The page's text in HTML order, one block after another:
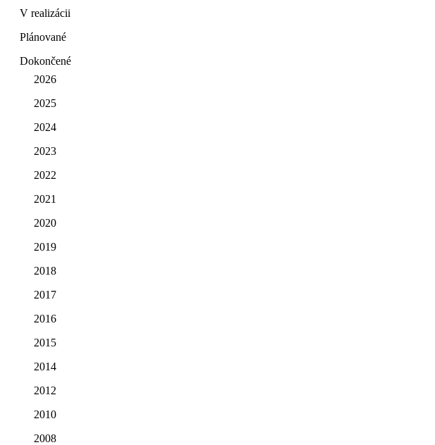
V realizácii
Plánované
Dokončené
2026
2025
2024
2023
2022
2021
2020
2019
2018
2017
2016
2015
2014
2012
2010
2008